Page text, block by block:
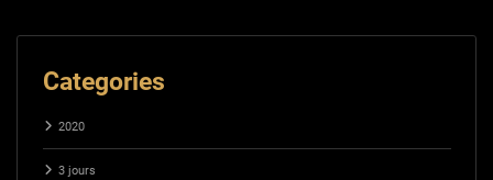
Categories
2020
3 jours